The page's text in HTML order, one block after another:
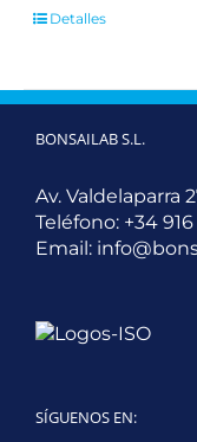
Detalles
BONSAILAB S.L.
Av. Valdelaparra
Teléfono: +34
Email:
SÍGUENOS EN: